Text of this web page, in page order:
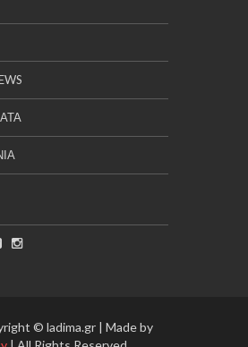
© ladima.gr | Made by